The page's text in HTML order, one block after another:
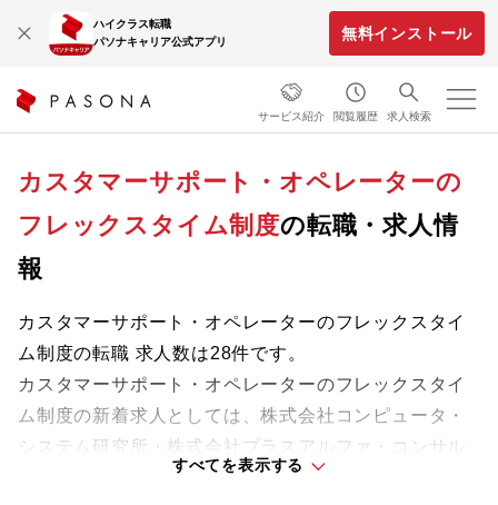
ハイクラス転職
パソナキャリア公式アプリ
無料インストール
サービス紹介 閲覧履歴 求人検索
カスタマーサポート・オペレーターの
フレックスタイム制度の転職・求人情
報
カスタマーサポート・オペレーターのフレックスタイ
ム制度の転職 求人数は28件です。
カスタマーサポート・オペレーターのフレックスタイ
ム制度の新着求人としては、株式会社コンピュータ・
システム研究所・株式会社プラスアルファ・コンサル
ティングなどがあります。
すべてを表示する